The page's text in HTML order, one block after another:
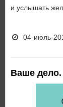
и услышать
04-июль-
Ваше